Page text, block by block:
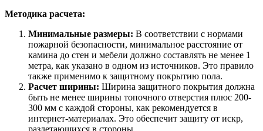
Методика расчета:
Минимальные размеры: В соответствии с нормами
пожарной безопасности, минимальное расстояние от
камина до стен и мебели должно составлять не менее 1
метра, как указано в одном из источников. Это правило
также применимо к защитному покрытию пола.
Расчет ширины: Ширина защитного покрытия должна
быть не менее ширины топочного отверстия плюс 200-
300 мм с каждой стороны, как рекомендуется в
интернет-материалах. Это обеспечит защиту от искр,
разлетающихся в стороны.